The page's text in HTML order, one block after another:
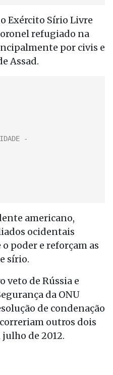
Exército Sírio Livre
refugiado na
por civis e
Assad.
americano,
ocidentais
poder e reforçam as
sírio.
veto de Rússia e
da ONU
de condenação
outros dois
de 2012.